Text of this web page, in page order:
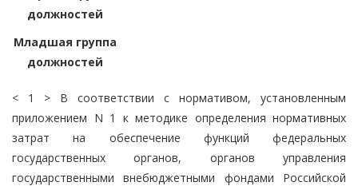
должностей
Младшая группа
должностей
< 1 > В соответствии с нормативом, установленным
приложением N 1 к методике определения нормативных
затрат на обеспечение функций федеральных
государственных органов, органов управления
государственными внебюджетными фондами Российской